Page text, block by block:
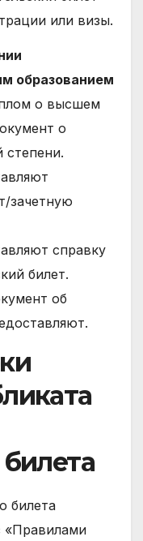
или визы.
образованием
о высшем
о
степени.
зачетную
справку
билет.
об
билета
«Правилами